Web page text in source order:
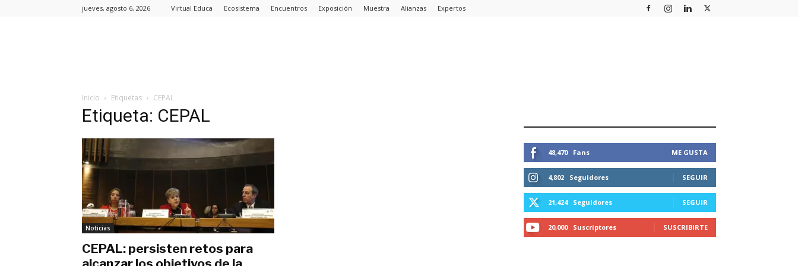
jueves, agosto 6, 2026 Virtual Educa Ecosistema Encuentros Exposición Muestra Alianzas Expertos
Inicio Etiquetas CEPAL
Etiqueta: CEPAL
Noticias
CEPAL: persisten retos para
48,470 Fans ME GUSTA
4,802 Seguidores SEGUIR
21,424 Seguidores SEGUIR
20,000 Suscriptores SUSCRIBIRTE